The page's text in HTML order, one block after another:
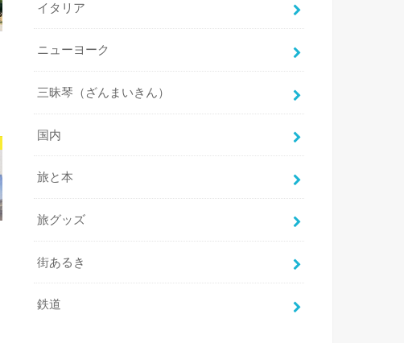
イタリア
ニューヨーク
三昧琴（ざんまいきん）
国内
旅と本
旅グッズ
街あるき
鉄道